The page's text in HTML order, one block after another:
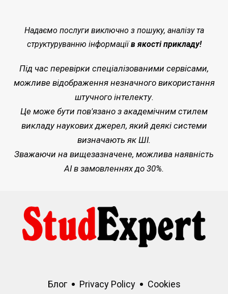
Надаємо послуги виключно з пошуку, аналізу та
структуруванню інформаціїв якості прикладу!
Під час перевірки спеціалізованими сервісами,
можливе відображення незначного використання
штучного інтелекту.
Це може бути пов'язано з академічним стилем
викладу наукових джерел, який деякі системи
визначають як ШІ.
Зважаючи на вищезазначене, можлива наявність
AI в замовленнях до 30%.
Блог Privacy Policy Cookies